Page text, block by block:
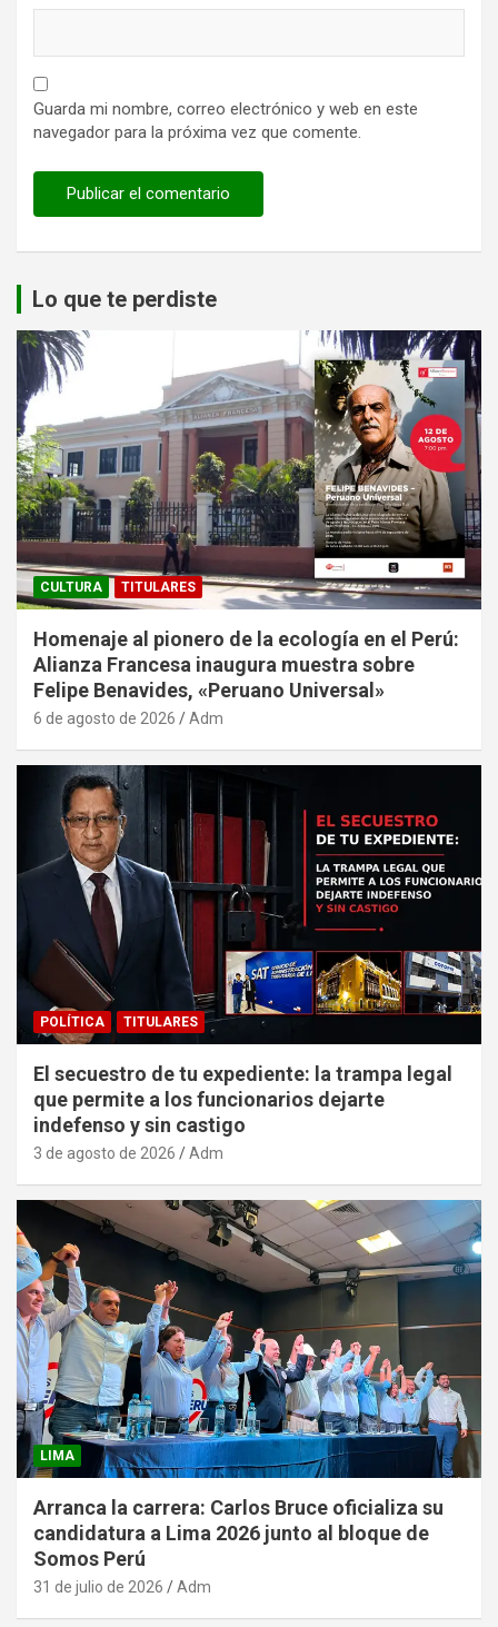
Guarda mi nombre, correo electrónico y web en este
navegador para la próxima vez que comente.
Lo que te perdiste
CULTURA TITULARES
Homenaje al pionero de la ecología en el Perú:
Alianza Francesa inaugura muestra sobre
Felipe Benavides, «Peruano Universal»
6 de agosto de 2026 Adm
POLÍTICA TITULARES
El secuestro de tu expediente: la trampa legal
que permite a los funcionarios dejarte
indefenso y sin castigo
3 de agosto de 2026 Adm
LIMA
Arranca la carrera: Carlos Bruce oficializa su
candidatura a Lima 2026 junto al bloque de
Somos Perú
31 de julio de 2026 Adm